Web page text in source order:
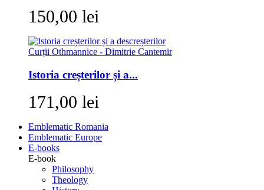
150,00 lei
Istoria creșterilor și a...
171,00 lei
Emblematic Romania
Emblematic Europe
E-books
E-book
Philosophy
Theology